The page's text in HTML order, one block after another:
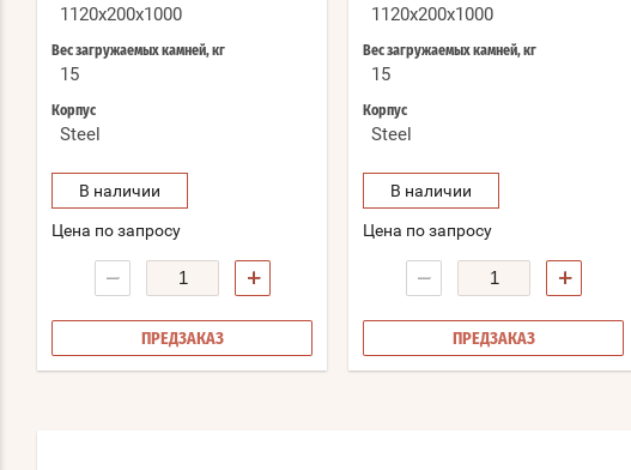
1120x200x1000
Вес загружаемых камней, кг
15
Корпус
Steel
В наличии
Цена по запросу
− +
ПРЕДЗАКАЗ
1120x200x1000
Вес загружаемых камней, кг
15
Корпус
Steel
В наличии
Цена по запросу
− +
ПРЕДЗАКАЗ